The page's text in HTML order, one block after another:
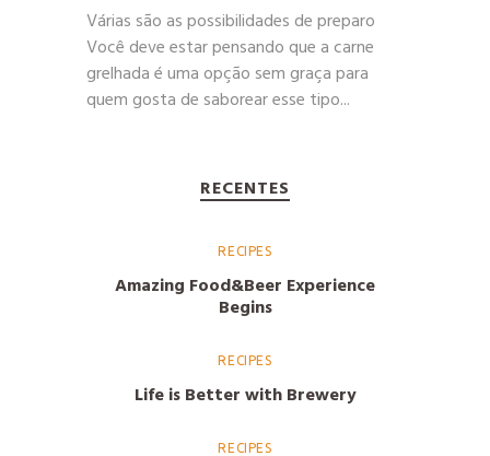
Várias são as possibilidades de preparo
Você deve estar pensando que a carne
grelhada é uma opção sem graça para
quem gosta de saborear esse tipo...
RECENTES
RECIPES
Amazing Food&Beer Experience
Begins
RECIPES
Life is Better with Brewery
RECIPES